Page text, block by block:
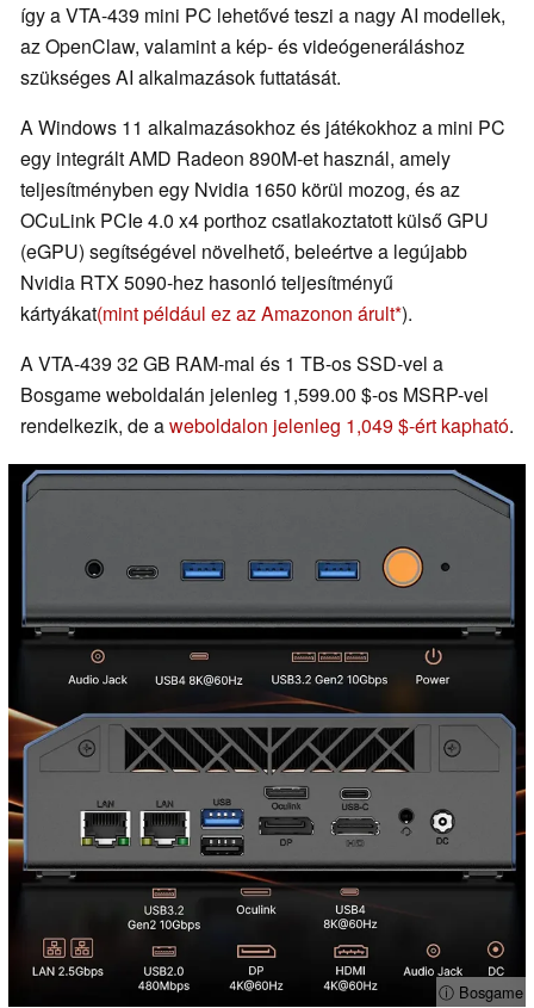
így a VTA-439 mini PC lehetővé teszi a nagy AI modellek,
az OpenClaw, valamint a kép- és videógeneráláshoz
szükséges AI alkalmazások futtatását.
A Windows 11 alkalmazásokhoz és játékokhoz a mini PC
egy integrált AMD Radeon 890M-et használ, amely
teljesítményben egy Nvidia 1650 körül mozog, és az
OCuLink PCIe 4.0 x4 porthoz csatlakoztatott külső GPU
(eGPU) segítségével növelhető, beleértve a legújabb
Nvidia RTX 5090-hez hasonló teljesítményű
kártyákat(mint például ez az Amazonon árult ).
A VTA-439 32 GB RAM-mal és 1 TB-os SSD-vel a
Bosgame weboldalán jelenleg 1,599.00 $-os MSRP-vel
rendelkezik, de aweboldalon jelenleg 1,049 $-ért kapható.
ⓘ Bosgame